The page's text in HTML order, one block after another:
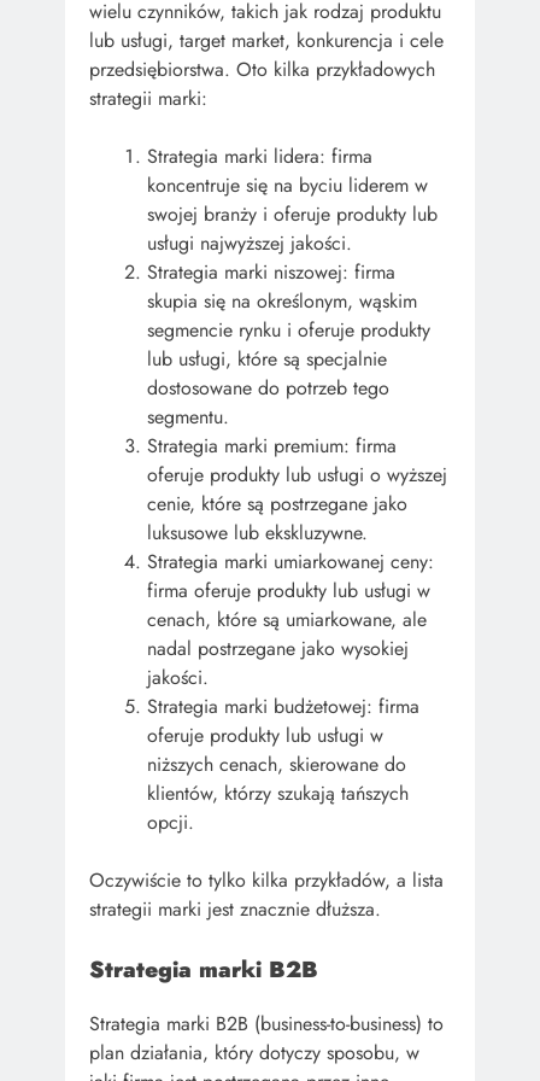
wielu czynników, takich jak rodzaj produktu
lub usługi, target market, konkurencja i cele
przedsiębiorstwa. Oto kilka przykładowych
strategii marki:
Strategia marki lidera: firma
koncentruje się na byciu liderem w
swojej branży i oferuje produkty lub
usługi najwyższej jakości.
Strategia marki niszowej: firma
skupia się na określonym, wąskim
segmencie rynku i oferuje produkty
lub usługi, które są specjalnie
dostosowane do potrzeb tego
segmentu.
Strategia marki premium: firma
oferuje produkty lub usługi o wyższej
cenie, które są postrzegane jako
luksusowe lub ekskluzywne.
Strategia marki umiarkowanej ceny:
firma oferuje produkty lub usługi w
cenach, które są umiarkowane, ale
nadal postrzegane jako wysokiej
jakości.
Strategia marki budżetowej: firma
oferuje produkty lub usługi w
niższych cenach, skierowane do
klientów, którzy szukają tańszych
opcji.
Oczywiście to tylko kilka przykładów, a lista
strategii marki jest znacznie dłuższa.
Strategia marki B2B
Strategia marki B2B (business-to-business) to
plan działania, który dotyczy sposobu, w